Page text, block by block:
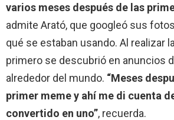
varios meses después de las
admite Arató, que googleó sus
qué se estaban usando. Al realizar
primero se descubrió en anuncios
alrededor del mundo. “Meses
primer meme y ahí me di cuenta
convertido en uno”, recuerda.